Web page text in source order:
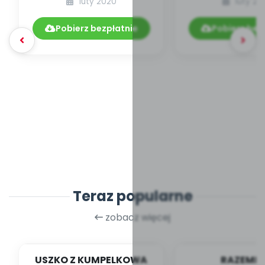
DYDAKTYCZNYCH
02.221/2020
Pobierz bezpłatnie
dlaczego w
Pobierz
Teraz popularne
zobacz więcej
USZKO Z KUMPELKOWA